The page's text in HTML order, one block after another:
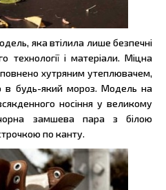
яка втілила лише безпечні
технології і матеріали. Міцна
хутряним утеплювачем,
в будь-який мороз. Модель на
носіння у великому
чорна замшева пара з білою
по канту.